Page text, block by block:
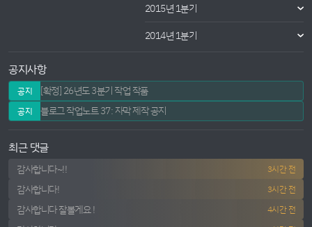
2015년 1분기
2014년 1분기
공지사항
공지 [확정] 26년도 3분기 작업 작품
공지 블로그 작업노트 37: 자막 제작 공지
최근 댓글
감사합니다~!! 3시간 전
감사합니다! 3시간 전
감사합니다 잘볼게요 ! 4시간 전